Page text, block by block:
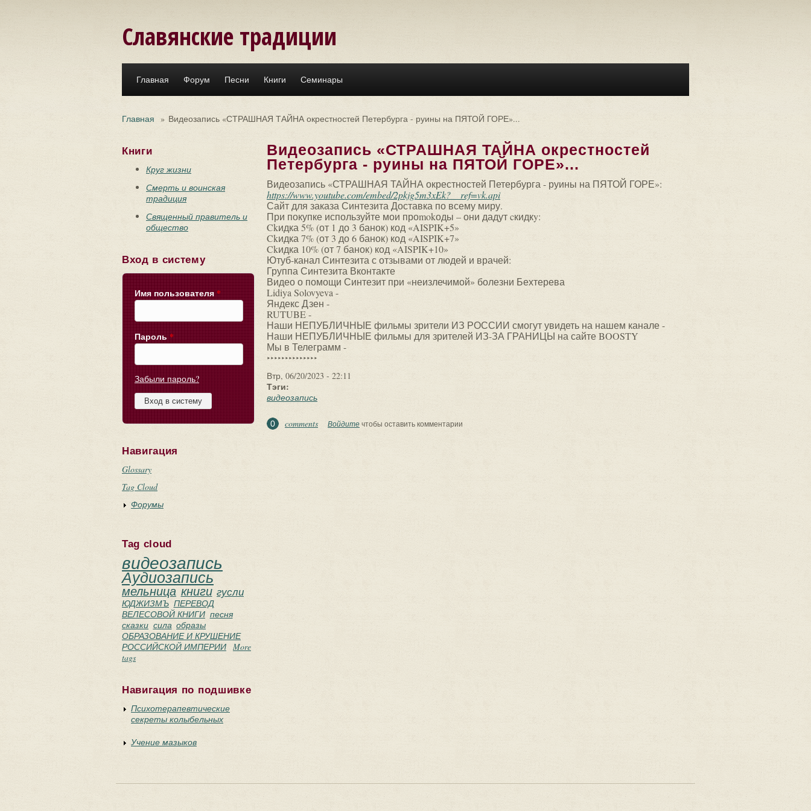
Славянские традиции
Главная Форум Песни Книги Семинары
Главная » Видеозапись «СТРАШНАЯ ТАЙНА окрестностей Петербурга - руины на ПЯТОЙ ГОРЕ»...
Книги
Круг жизни
Смерть и воинская
традиция
Священный правитель и
общество
Вход в систему
Имя пользователя *
Пароль *
Забыли пароль?
Навигация
Glossary
Tag Cloud
Форумы
Tag cloud
видеозапись
Аудиозапись
мельница книги гусли
ЮДЖИЗМЪ ПЕРЕВОД
ВЕЛЕСОВОЙ КНИГИ песня
сказки сила образы
ОБРАЗОВАНИЕ И КРУШЕНИЕ
РОССИЙСКОЙ ИМПЕРИИ More
tags
Навигация по подшивке
Психотерапевтические
секреты колыбельных
Учение мазыков
Видеозапись «СТРАШНАЯ ТАЙНА окрестностей
Петербурга - руины на ПЯТОЙ ГОРЕ»...
Видеозапись «СТРАШНАЯ ТАЙНА окрестностей Петербурга - руины на ПЯТОЙ ГОРЕ»:
https://www.youtube.com/embed/2pkjg5m3xEk?__ref=vk.api
Сайт для заказа Синтезита Доставка по всему миру.
При покупке используйте мои проmokоды – они дадут cкидкy:
Ckидка 5% (от 1 до 3 банок) код «AISPIK+5»
Ckидка 7% (от 3 до 6 банок) код «AISPIK+7»
Ckидка 10% (от 7 банок) код «AISPIK+10»
Ютуб-канал Синтезита с отзывами от людей и врачей:
Группа Синтезита Вконтакте
Видео о помощи Синтезит при «неизлечимой» болезни Бехтерева
Lidiya Solovyeva -
Яндекс Дзен -
RUTUBE -
Наши НЕПУБЛИЧНЫЕ фильмы зрители ИЗ РОССИИ смогут увидеть на нашем канале -
Наши НЕПУБЛИЧНЫЕ фильмы для зрителей ИЗ-ЗА ГРАНИЦЫ на сайте BOOSTY
Мы в Телеграмм -
‣‣‣‣‣‣‣‣‣‣‣‣‣‣
Втр, 06/20/2023 - 22:11
Тэги:
видеозапись
0 comments Войдитечтобы оставить комментарии